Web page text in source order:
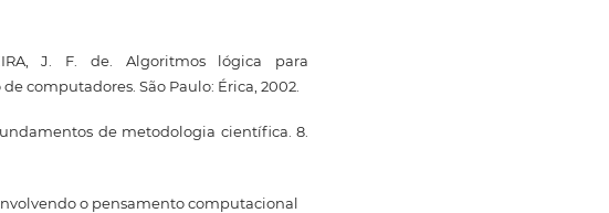
J. F. de. Algoritmos lógica para
computadores. São Paulo: Érica, 2002.
de metodologia científica. 8.
o pensamento computacional